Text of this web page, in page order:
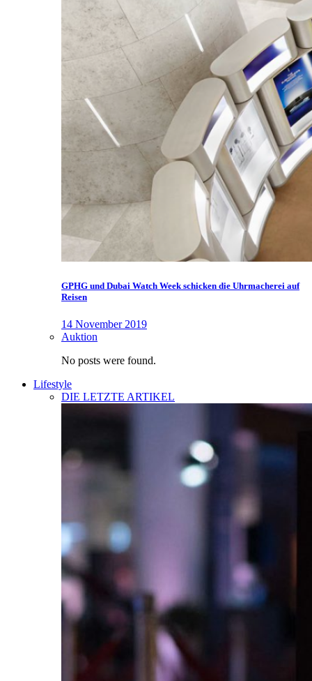
GPHG und Dubai Watch Week schicken die Uhrmacherei auf
Reisen
14 November 2019
Auktion
No posts were found.
Lifestyle
DIE LETZTE ARTIKEL